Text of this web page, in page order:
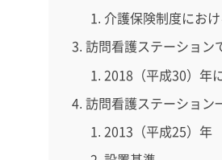
介護保険制度にお
訪問看護ステーション
2018（平成30）年
訪問看護ステーション
2013（平成25）年